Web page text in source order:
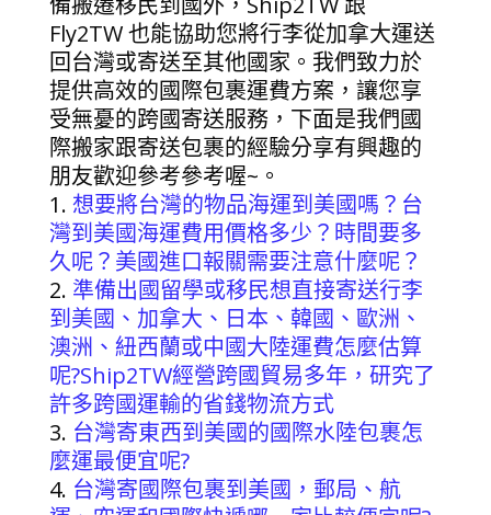
Fly2TW 也能協助您將行李從加拿大運送
回台灣或寄送至其他國家。我們致力於
提供高效的國際包裹運費方案，讓您享
受無憂的跨國寄送服務，下面是我們國
際搬家跟寄送包裹的經驗分享有興趣的
朋友歡迎參考參考喔~。
想要將台灣的物品海運到美國嗎？台
灣到美國海運費用價格多少？時間要多
久呢？美國進口報關需要注意什麼呢？
準備出國留學或移民想直接寄送行李
到美國、加拿大、日本、韓國、歐洲、
澳洲、紐西蘭或中國大陸運費怎麼估算
呢?Ship2TW經營跨國貿易多年，研究了
許多跨國運輸的省錢物流方式
台灣寄東西到美國的國際水陸包裹怎
麼運最便宜呢?
台灣寄國際包裹到美國，郵局、航